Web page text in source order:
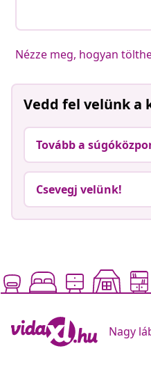
Nézze meg, hogyan
Vedd fel velünk a
Tovább a
Csevegj velünk!
Nagy